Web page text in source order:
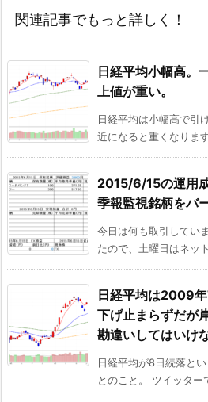
関連記事でもっと詳しく！
日経平均小幅高。
上値が重い。
日経平均は小幅高で引
近になると重くなりま
2015/6/15の運用
季報監視銘柄をバ
今日は何も取引してい
たので、土曜日はネッ
日経平均は2009
下げ止まらずだが
勘違いしてはいけ
日経平均が8日続落と
とのこと。 ツイッター